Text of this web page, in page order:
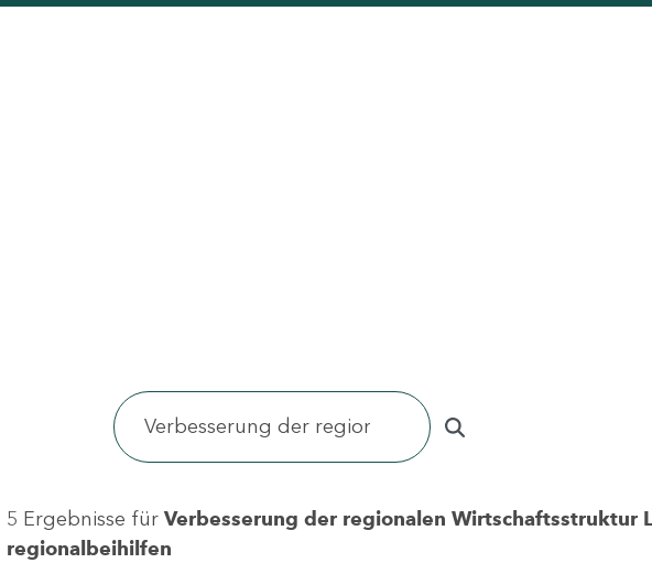
5 Ergebnisse für Verbesserung der regionalen Wirtschaftsstruktur
regionalbeihilfen